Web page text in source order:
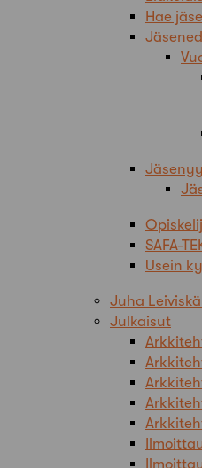
Hae
SAFA-
Usein
Juha
Julkaisut